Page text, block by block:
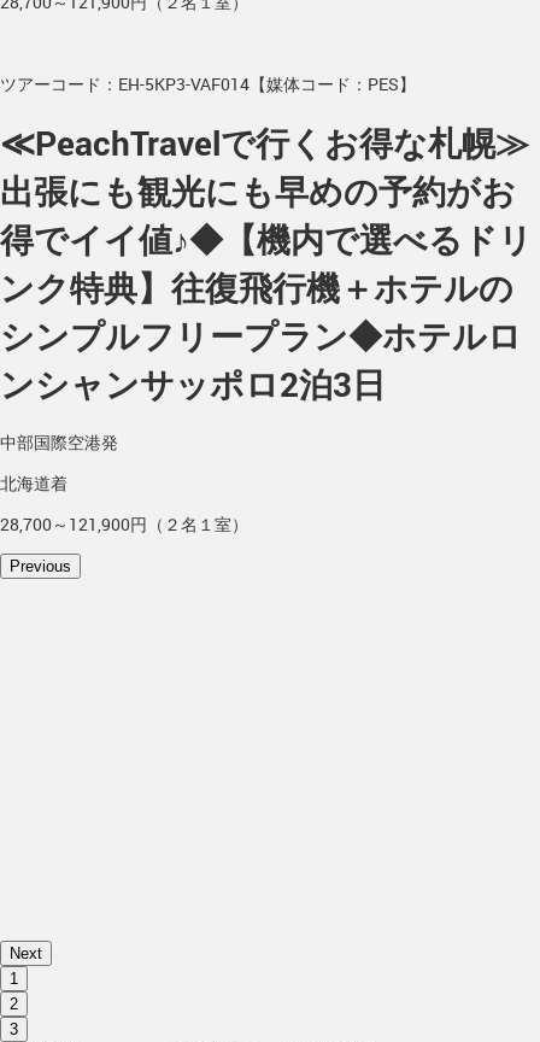
ツアーコード：EH-5KP3-VAF014【媒体コード：PES】
≪PeachTravelで行くお得な札幌≫
出張にも観光にも早めの予約がお
得でイイ値♪◆【機内で選べるドリ
ンク特典】往復飛行機＋ホテルの
シンプルフリープラン◆ホテルロ
ンシャンサッポロ2泊3日
中部国際空港発
北海道着
28,700～121,900円（２名１室）
Previous
Next
1
2
3